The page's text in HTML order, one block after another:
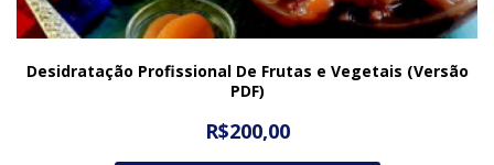
Desidratação Profissional De Frutas e Vegetais (Versão
PDF)
R$200,00